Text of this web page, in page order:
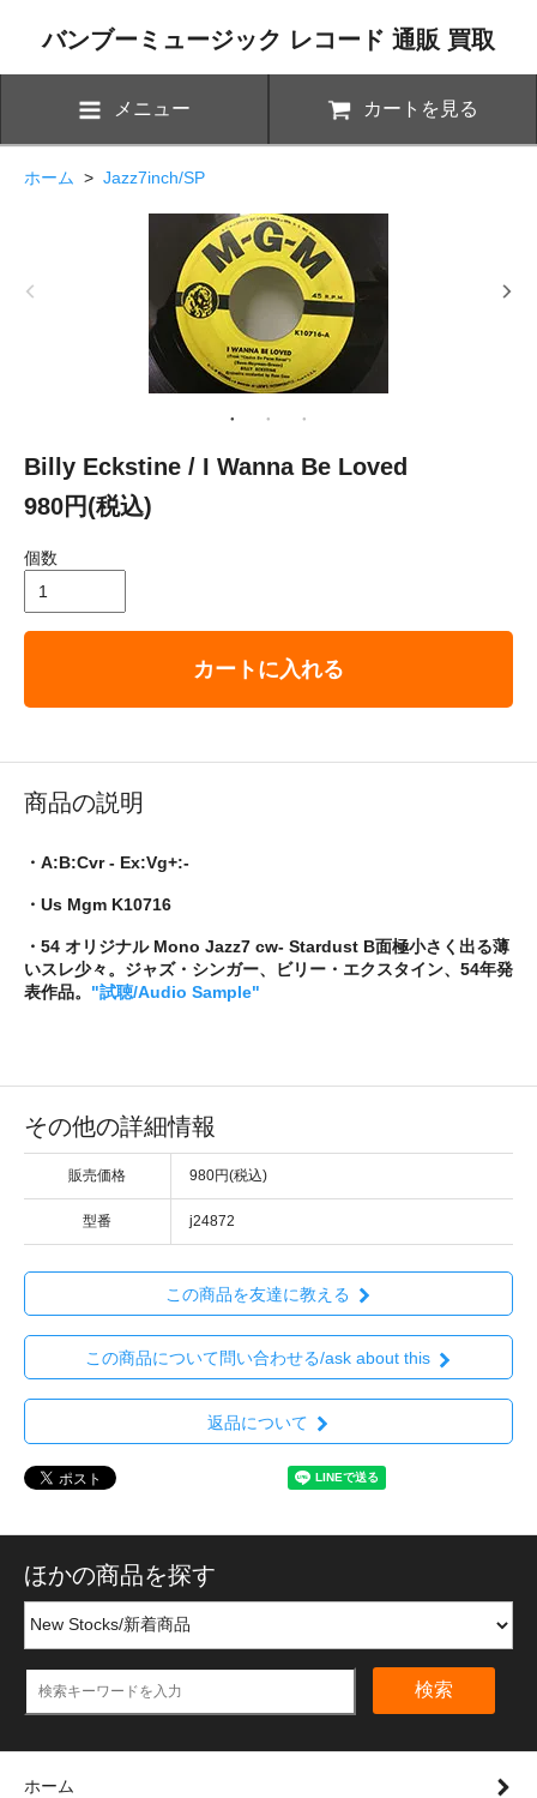
バンブーミュージック レコード 通販 買取
メニュー カートを見る
ホーム > Jazz7inch/SP
Billy Eckstine / I Wanna Be Loved
980円(税込)
個数
カートに入れる
商品の説明
・A:B:Cvr - Ex:Vg+:-
・Us Mgm K10716
・54 オリジナル Mono Jazz7 cw- Stardust B面極小さく出る薄
いスレ少々。ジャズ・シンガー、ビリー・エクスタイン、54年発
表作品。 "試聴/Audio Sample"
その他の詳細情報
販売価格 980円(税込)
型番 j24872
この商品を友達に教える
この商品について問い合わせる/ask about this
返品について
ほかの商品を探す
検索
ホーム